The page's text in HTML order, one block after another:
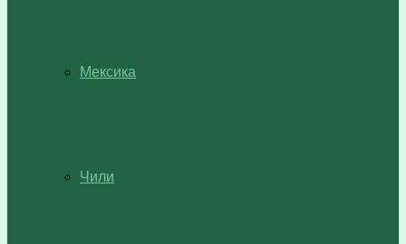
Мексика
Чили